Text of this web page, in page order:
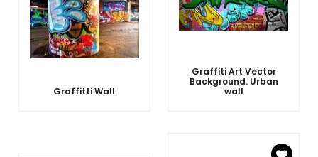
Graffitti Wall
Graffiti Art Vector
Background. Urban
wall